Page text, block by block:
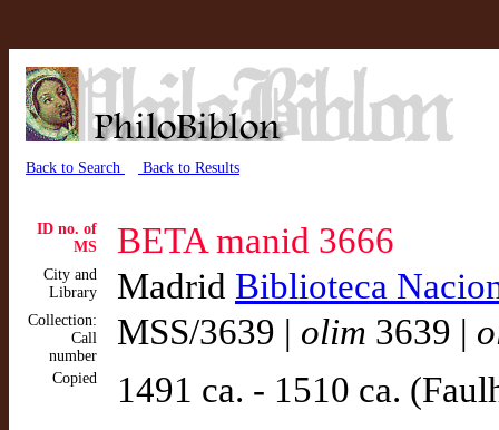
Back to Search Back to Results
ID no. of
MS
BETA manid 3666
City and
Library
Madrid Biblioteca
Collection:
Call
number
MSS/3639 | olim 3639 |
Copied 1491 ca. - 1510 ca.